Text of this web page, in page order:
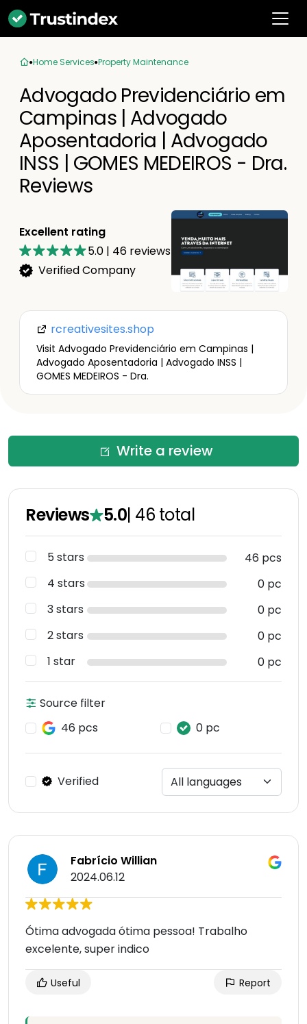
Home Services Property Maintenance
Advogado Previdenciário em
Campinas | Advogado
Aposentadoria | Advogado
INSS | GOMES MEDEIROS - Dra.
Reviews
Excellent rating
5.0 | 46 reviews
Verified Company
rcreativesites.shop
Visit Advogado Previdenciário em Campinas |
Advogado Aposentadoria | Advogado INSS |
GOMES MEDEIROS - Dra.
Write a review
Reviews 5.0| 46 total
5 stars
46 pcs
4 stars
0 pc
3 stars
0 pc
2 stars
0 pc
1 star
0 pc
Source filter
46 pcs
0 pc
Verified
Fabrício Willian
2024.06.12
Ótima advogada ótima pessoa! Trabalho
excelente, super indico
Useful Report